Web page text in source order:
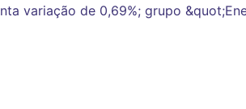
variação de 0,69%; grupo